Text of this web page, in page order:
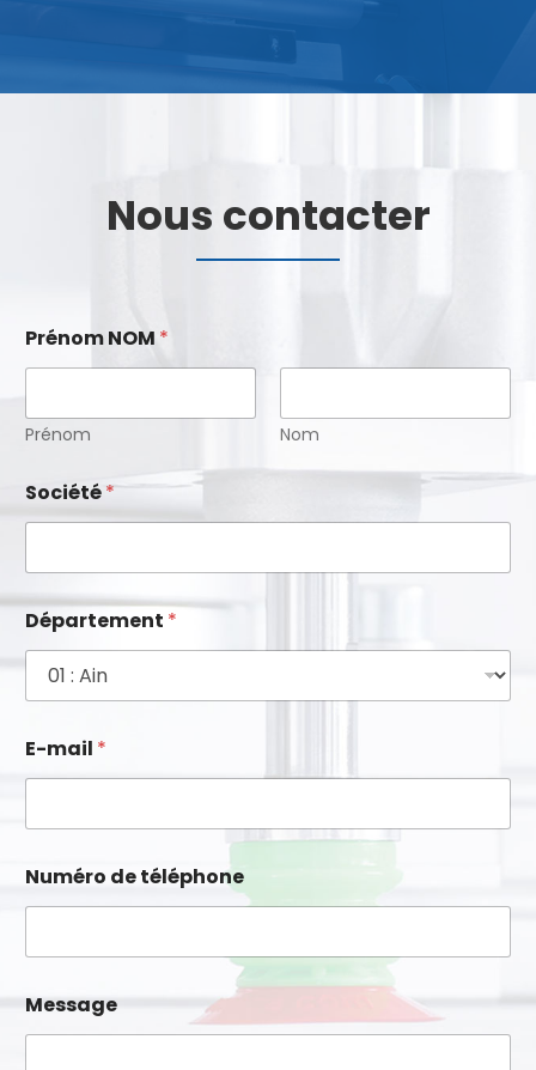
Nous contacter
Prénom NOM *
Prénom Nom
Société*
t
é
l
p
o
n
e
O
E
i
Département *
E-mail *
Numéro de téléphone
Message